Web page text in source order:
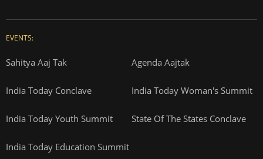
EVENTS:
Sahitya Aaj Tak Agenda Aajtak
India Today Conclave India Today Woman's Summit
India Today Youth Summit State Of The States Conclave
India Today Education Summit